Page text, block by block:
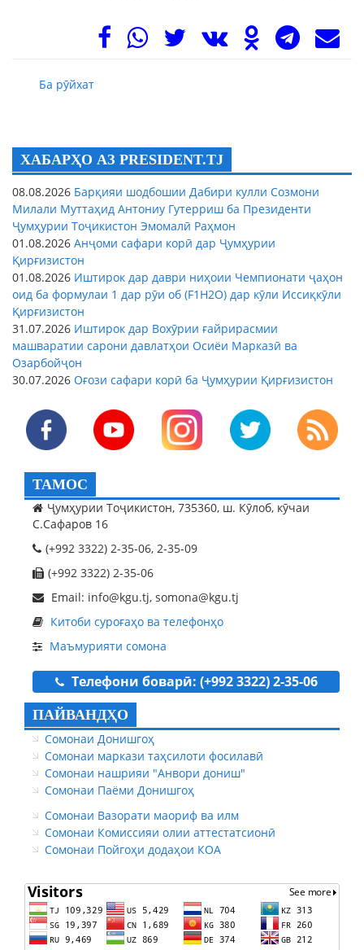
Ба рӯйхат
ХАБАРҲО АЗ PRESIDENT.TJ
08.08.2026 Барқияи шодбошии Дабири кулли Созмони
Милали Муттаҳид Антониу Гутерриш ба Президенти
Ҷумҳурии Тоҷикистон Эмомалӣ Раҳмон
01.08.2026 Анҷоми сафари корӣ дар Ҷумҳурии
Қирғизистон
01.08.2026 Иштирок дар даври ниҳоии Чемпионати ҷаҳон
оид ба формулаи 1 дар рӯи об (F1H2O) дар кӯли Иссиқкӯли
Қирғизистон
31.07.2026 Иштирок дар Вохӯрии ғайрирасмии
машваратии сарони давлатҳои Осиёи Марказӣ ва
Озарбойҷон
30.07.2026 Оғози сафари корӣ ба Ҷумҳурии Қирғизистон
ТАМОС
Ҷумҳурии Тоҷикистон, 735360, ш. Кӯлоб, кӯчаи
С.Сафаров 16
(+992 3322) 2-35-06, 2-35-09
(+992 3322) 2-35-06
Email: info@kgu.tj, somona@kgu.tj
Китоби суроғаҳо ва телефонҳо
Маъмурияти сомона
Телефони боварӣ: (+992 3322) 2-35-06
ПАЙВАНДҲО
Сомонаи Донишгоҳ
Сомонаи маркази таҳсилоти фосилавӣ
Сомонаи нашрияи "Анвори дониш"
Сомонаи Паёми Донишгоҳ
Сомонаи Вазорати маориф ва илм
Сомонаи Комиссияи олии аттестатсионӣ
Сомонаи Пойгоҳи додаҳои КОА